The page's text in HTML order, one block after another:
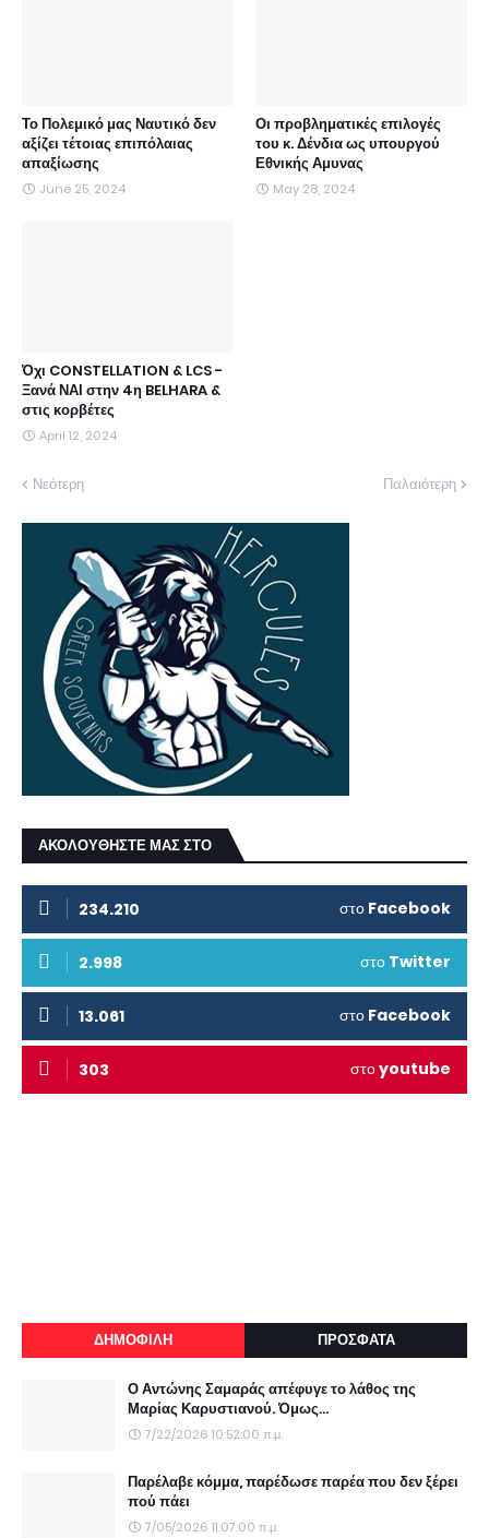
Το Πολεμικό μας Ναυτικό δεν
αξίζει τέτοιας επιπόλαιας
απαξίωσης
June 25, 2024
Οι προβληματικές επιλογές
του κ. Δένδια ως υπουργού
Εθνικής Αμυνας
May 28, 2024
Όχι CONSTELLATION & LCS -
Ξανά ΝΑΙ στην 4η BELHARA &
στις κορβέτες
April 12, 2024
Νεότερη Παλαιότερη
ΑΚΟΛΟΥΘΗΣΤΕ ΜΑΣ ΣΤΟ
234.210 στο Facebook
2.998 στο Twitter
13.061 στο Facebook
303 στοyoutube
ΔΗΜΟΦΙΛΗ ΠΡΟΣΦΑΤΑ
Ο Αντώνης Σαμαράς απέφυγε το λάθος της
Μαρίας Καρυστιανού. Όμως...
7/22/2026 10:52:00 π.μ.
Παρέλαβε κόμμα, παρέδωσε παρέα που δεν ξέρει
πού πάει
7/05/2026 11:07:00 π.μ.